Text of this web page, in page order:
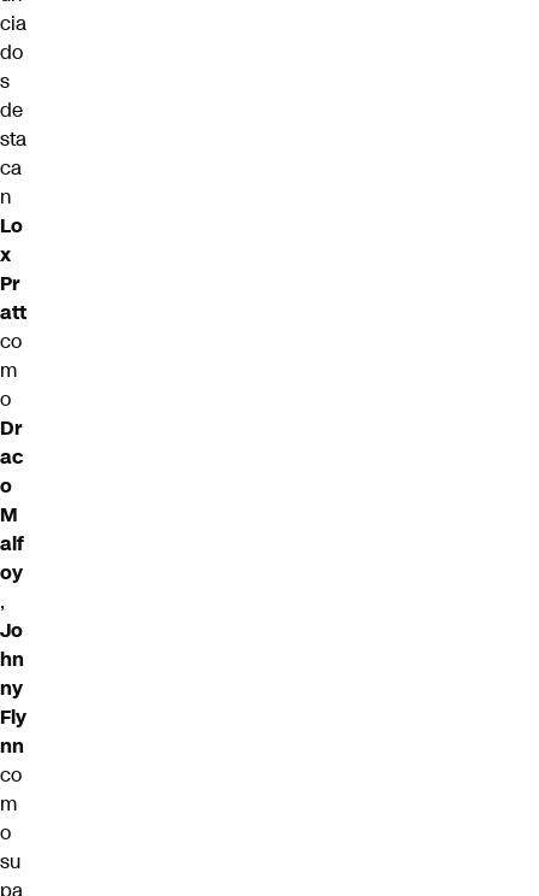
cia
do
s
de
sta
ca
n
Lo
x
Pr
att
co
m
o
Dr
ac
o
M
alf
oy
,
Jo
hn
ny
Fly
nn
co
m
o
su
pa